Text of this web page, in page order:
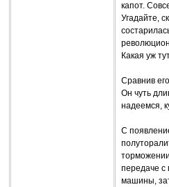
капот.
Угадайте,
Какая уж
Сравнив
Он чуть
надеемся,
С
передаче с
машины,